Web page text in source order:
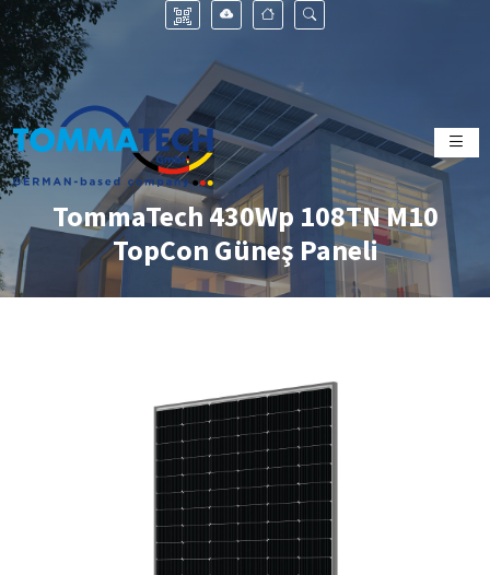
TommaTech 430Wp 108TN M10
TopCon Güneş Paneli